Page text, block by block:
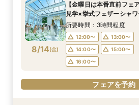
8/13 (木)
17:00〜
17:30〜
18:00〜
フェアを予約
8/13 (木)
12:00〜
13:00〜
14:00〜
15:00〜
16:00〜
フェアを予約
8/13 (木)
12:00〜
14:00〜
16:00〜
フェアを予約
8/13 (木)
12:00〜
14:00〜
16:00〜
フェアを予約
8/14(金)
【金曜日は本番直前フェ
見学×挙式フェザーシャ
所要時間：3時間程度
12:00〜
13:00〜
14:00〜
15:00〜
16:00〜
フェアを予約